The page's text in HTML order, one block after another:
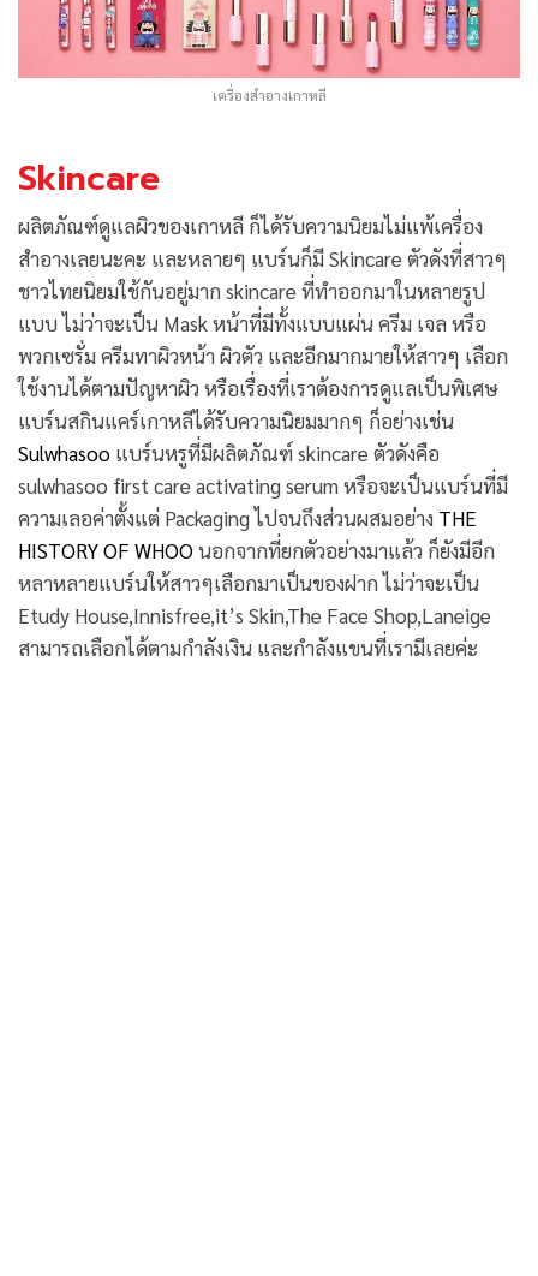
เครื่องสำอางเกาหลี
Skincare
ผลิตภัณฑ์ดูแลผิวของเกาหลี ก็ได้รับความนิยมไม่แพ้เครื่อง
สำอางเลยนะคะ และหลายๆ แบร์นก็มี Skincare ตัวดังที่สาวๆ
ชาวไทยนิยมใช้กันอยู่มาก skincare ที่ทำออกมาในหลายรูป
แบบ ไม่ว่าจะเป็น Mask หน้าที่มีทั้งแบบแผ่น ครีม เจล หรือ
พวกเซรั่ม ครีมทาผิวหน้า ผิวตัว และอีกมากมายให้สาวๆ เลือก
ใช้งานได้ตามปัญหาผิว หรือเรื่องที่เราต้องการดูแลเป็นพิเศษ
แบร์นสกินแคร์เกาหลีได้รับความนิยมมากๆ ก็อย่างเช่น
Sulwhasoo แบร์นหรูที่มีผลิตภัณฑ์ skincare ตัวดังคือ
sulwhasoo first care activating serum หรือจะเป็นแบร์นที่มี
ความเลอค่าตั้งแต่ Packaging ไปจนถึงส่วนผสมอย่าง THE
HISTORY OF WHOO นอกจากที่ยกตัวอย่างมาแล้ว ก็ยังมีอีก
หลาหลายแบร์นให้สาวๆเลือกมาเป็นของฝาก ไม่ว่าจะเป็น
Etudy House,Innisfree,it’s Skin,The Face Shop,Laneige
สามารถเลือกได้ตามกำลังเงิน และกำลังแขนที่เรามีเลยค่ะ